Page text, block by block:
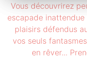
Vous découvrirez
escapade
plaisirs défendus
vos seuls
en rêver...